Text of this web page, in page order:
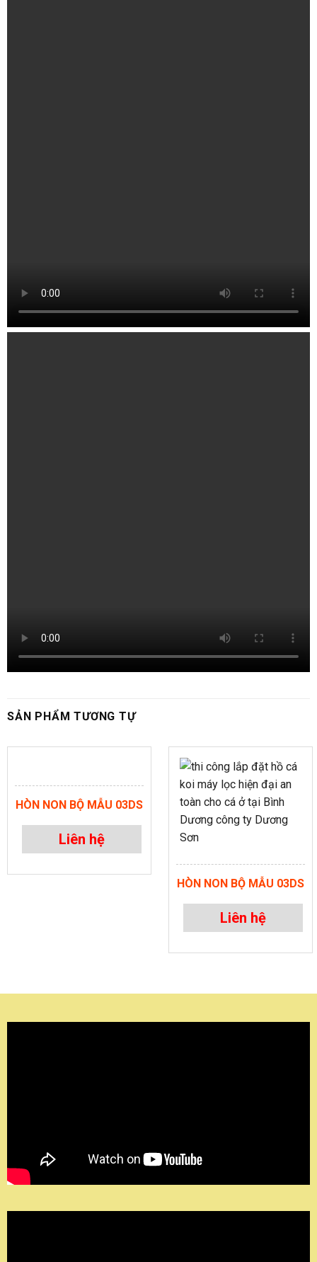
SẢN PHẨM TƯƠNG TỰ
HÒN NON BỘ MẪU 03DS
Liên hệ
HÒN NON BỘ MẪU 03DS
Liên hệ